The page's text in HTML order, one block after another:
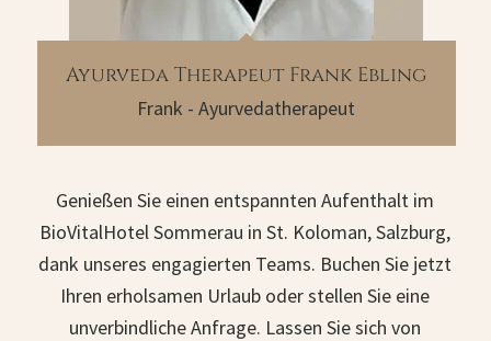
Ayurveda Therapeut Frank Ebling
Frank - Ayurvedatherapeut
Genießen Sie einen entspannten Aufenthalt im
BioVitalHotel Sommerau in St. Koloman, Salzburg,
dank unseres engagierten Teams. Buchen Sie jetzt
Ihren erholsamen Urlaub oder stellen Sie eine
unverbindliche Anfrage. Lassen Sie sich von